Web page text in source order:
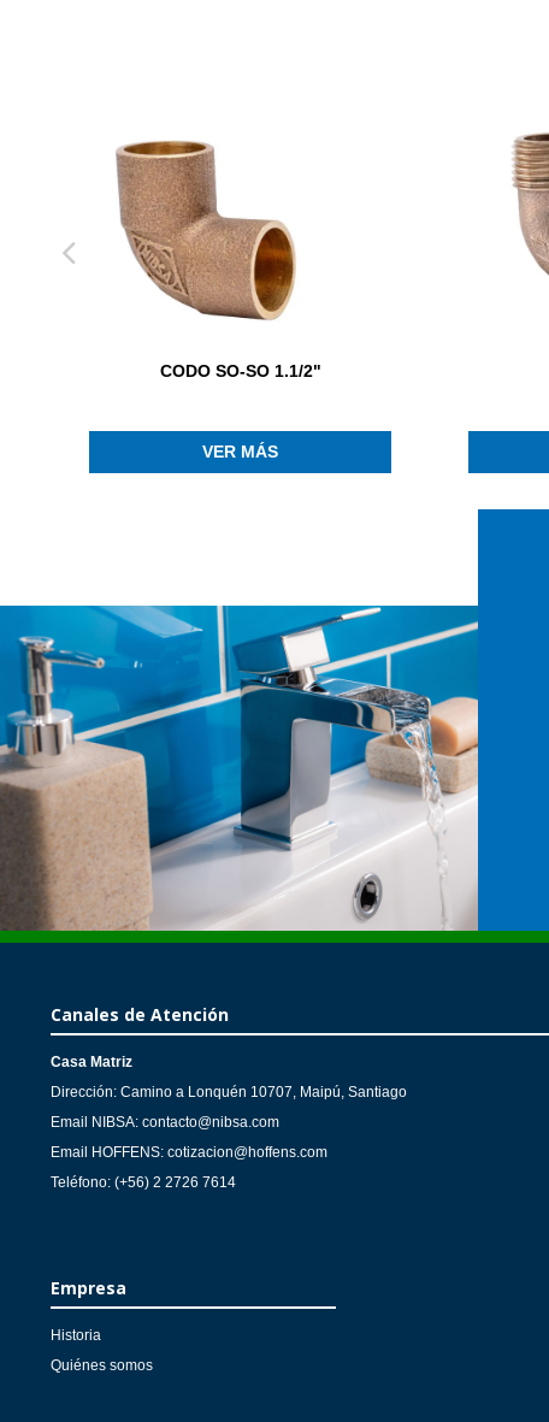
CODO SO-SO 1.1/2"
VER MÁS
Canales de Atención
Casa Matriz
Dirección: Camino a Lonquén 10707, Maipú, Santiago
Email NIBSA: contacto@nibsa.com
Email HOFFENS: cotizacion@hoffens.com
Teléfono: (+56) 2 2726 7614
Empresa
Historia
Quiénes somos